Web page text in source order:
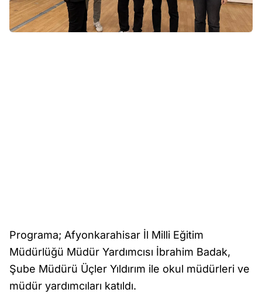
Programa; Afyonkarahisar İl Milli Eğitim
Müdürlüğü Müdür Yardımcısı İbrahim Badak,
Şube Müdürü Üçler Yıldırım ile okul müdürleri ve
müdür yardımcıları katıldı.